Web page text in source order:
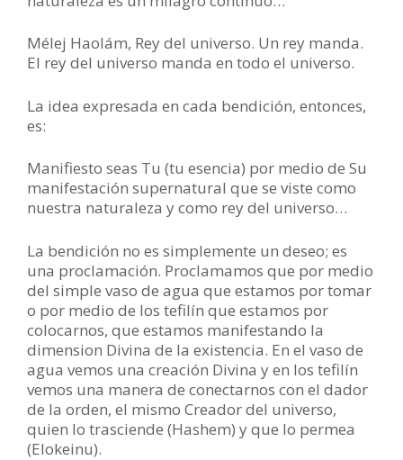
Mélej Haolám, Rey del universo. Un rey manda.
El rey del universo manda en todo el universo.
La idea expresada en cada bendición, entonces,
es:
Manifiesto seas Tu (tu esencia) por medio de Su
manifestación supernatural que se viste como
nuestra naturaleza y como rey del universo…
La bendición no es simplemente un deseo; es
una proclamación. Proclamamos que por medio
del simple vaso de agua que estamos por tomar
o por medio de los tefilín que estamos por
colocarnos, que estamos manifestando la
dimension Divina de la existencia. En el vaso de
agua vemos una creación Divina y en los tefilín
vemos una manera de conectarnos con el dador
de la orden, el mismo Creador del universo,
quien lo trasciende (Hashem) y que lo permea
(Elokeinu).